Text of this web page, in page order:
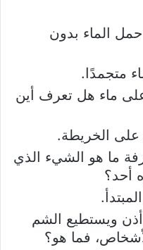
الماء بدون
متجمدًا.
ماء هل تعرف أين
على الخريطة.
ما هو الشيء الذي
أحد؟
ويستطيع الشم
فما هو؟